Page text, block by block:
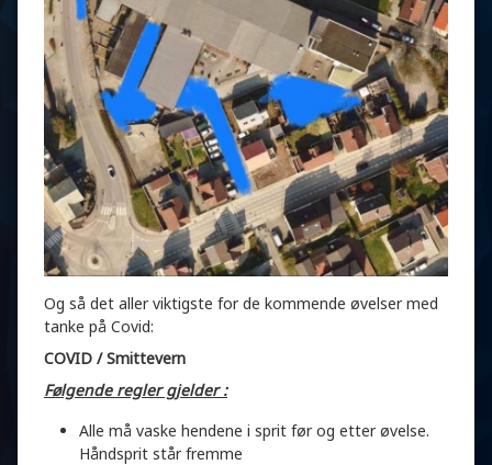
Og så det aller viktigste for de kommende øvelser med
tanke på Covid:
COVID / Smittevern
Følgende regler gjelder :
Alle må vaske hendene i sprit før og etter øvelse.
Håndsprit står fremme